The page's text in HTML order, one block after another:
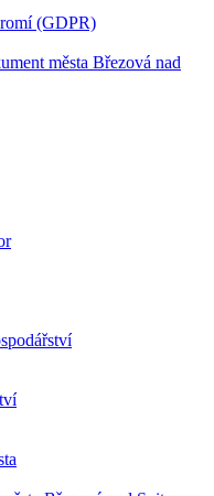
(GDPR)
města Březová nad